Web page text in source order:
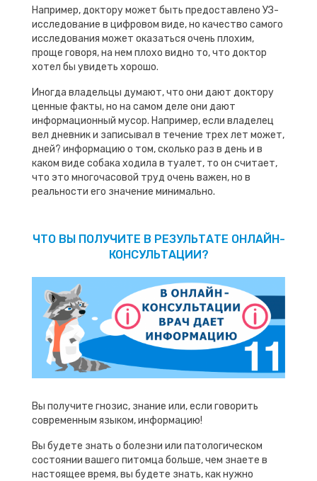
Например, доктору может быть предоставлено УЗ-
исследование в цифровом виде, но качество самого
исследования может оказаться очень плохим,
проще говоря, на нем плохо видно то, что доктор
хотел бы увидеть хорошо.
Иногда владельцы думают, что они дают доктору
ценные факты, но на самом деле они дают
информационный мусор. Например, если владелец
вел дневник и записывал в течение трех лет может,
дней? информацию о том, сколько раз в день и в
каком виде собака ходила в туалет, то он считает,
что это многочасовой труд очень важен, но в
реальности его значение минимально.
ЧТО ВЫ ПОЛУЧИТЕ В РЕЗУЛЬТАТЕ ОНЛАЙН-
КОНСУЛЬТАЦИИ?
Вы получите гнозис, знание или, если говорить
современным языком, информацию!
Вы будете знать о болезни или патологическом
состоянии вашего питомца больше, чем знаете в
настоящее время, вы будете знать, как нужно